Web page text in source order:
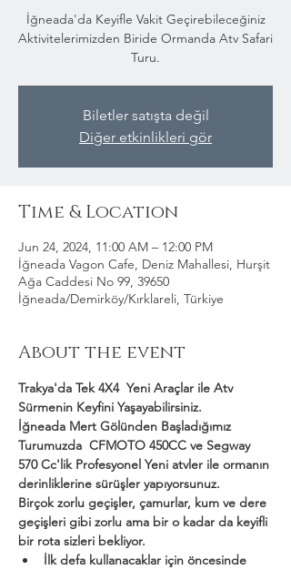
İğneada'da Keyifle Vakit Geçirebileceğiniz
Aktivitelerimizden Biride Ormanda Atv Safari
Turu.
Biletler satışta değil
Diğer etkinlikleri gör
Time & Location
Jun 24, 2024, 11:00 AM – 12:00 PM
İğneada Vagon Cafe, Deniz Mahallesi, Hurşit
Ağa Caddesi No 99, 39650
İğneada/Demirköy/Kırklareli, Türkiye
About the event
Trakya'da Tek 4X4  Yeni Araçlar ile Atv
Sürmenin Keyfini Yaşayabilirsiniz.
İğneada Mert Gölünden Başladığımız
Turumuzda  CFMOTO 450CC ve Segway
570 Cc'lik Profesyonel Yeni atvler ile ormanın
derinliklerine sürüşler yapıyorsunuz.
Birçok zorlu geçişler, çamurlar, kum ve dere
geçişleri gibi zorlu ama bir o kadar da keyifli
bir rota sizleri bekliyor.
İlk defa kullanacaklar için öncesinde